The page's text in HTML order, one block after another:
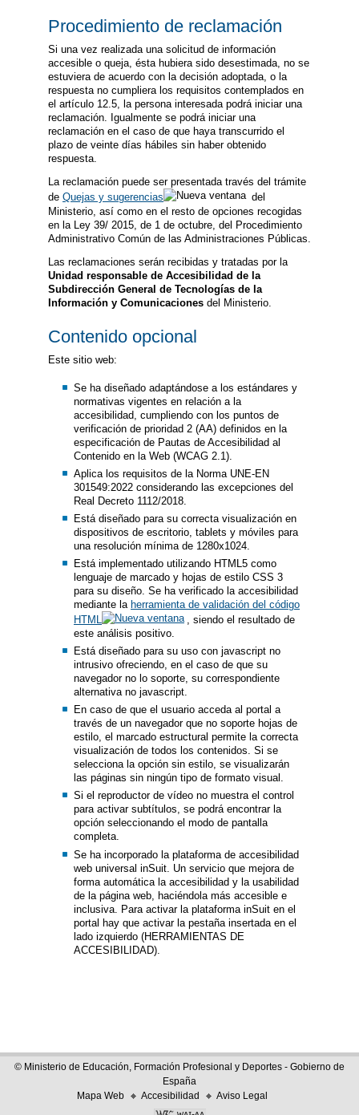
Procedimiento de reclamación
Si una vez realizada una solicitud de información
accesible o queja, ésta hubiera sido desestimada, no se
estuviera de acuerdo con la decisión adoptada, o la
respuesta no cumpliera los requisitos contemplados en
el artículo 12.5, la persona interesada podrá iniciar una
reclamación. Igualmente se podrá iniciar una
reclamación en el caso de que haya transcurrido el
plazo de veinte días hábiles sin haber obtenido
respuesta.
La reclamación puede ser presentada través del trámite
de Quejas y sugerencias
del
Ministerio, así como en el resto de opciones recogidas
en la Ley 39/ 2015, de 1 de octubre, del Procedimiento
Administrativo Común de las Administraciones Públicas.
Las reclamaciones serán recibidas y tratadas por la
Unidad responsable de Accesibilidad de la
Subdirección General de Tecnologías de la
Información y Comunicaciones del Ministerio.
Contenido opcional
Este sitio web:
Se ha diseñado adaptándose a los estándares y
normativas vigentes en relación a la
accesibilidad, cumpliendo con los puntos de
verificación de prioridad 2 (AA) definidos en la
especificación de Pautas de Accesibilidad al
Contenido en la Web (WCAG 2.1).
Aplica los requisitos de la Norma UNE-EN
301549:2022 considerando las excepciones del
Real Decreto 1112/2018.
Está diseñado para su correcta visualización en
dispositivos de escritorio, tablets y móviles para
una resolución mínima de 1280x1024.
Está implementado utilizando HTML5 como
lenguaje de marcado y hojas de estilo CSS 3
para su diseño. Se ha verificado la accesibilidad
mediante la herramienta de validación del código
HTML
, siendo el resultado de
este análisis positivo.
Está diseñado para su uso con javascript no
intrusivo ofreciendo, en el caso de que su
navegador no lo soporte, su correspondiente
alternativa no javascript.
En caso de que el usuario acceda al portal a
través de un navegador que no soporte hojas de
estilo, el marcado estructural permite la correcta
visualización de todos los contenidos. Si se
selecciona la opción sin estilo, se visualizarán
las páginas sin ningún tipo de formato visual.
Si el reproductor de vídeo no muestra el control
para activar subtítulos, se podrá encontrar la
opción seleccionando el modo de pantalla
completa.
Se ha incorporado la plataforma de accesibilidad
web universal inSuit. Un servicio que mejora de
forma automática la accesibilidad y la usabilidad
de la página web, haciéndola más accesible e
inclusiva. Para activar la plataforma inSuit en el
portal hay que activar la pestaña insertada en el
lado izquierdo (HERRAMIENTAS DE
ACCESIBILIDAD).
© Ministerio de Educación, Formación Profesional y Deportes - Gobierno de
España
Mapa Web
Accesibilidad Aviso Legal